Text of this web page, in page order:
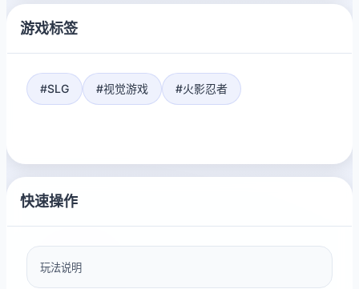
游戏标签
#SLG #视觉游戏 #火影忍者
快速操作
玩法说明